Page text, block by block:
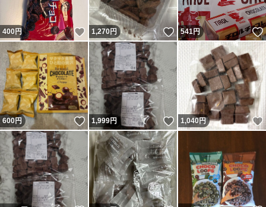
400円 いいね！
1,270円 いいね！
541円
600円 いいね！
1,999円 いいね！
1,040円